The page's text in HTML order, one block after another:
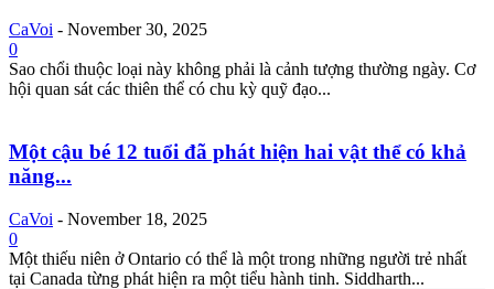
CaVoi - November 30, 2025
0
Sao chổi thuộc loại này không phải là cảnh tượng thường ngày. Cơ
hội quan sát các thiên thể có chu kỳ quỹ đạo...
Một cậu bé 12 tuổi đã phát hiện hai vật thể có khả
năng...
CaVoi - November 18, 2025
0
Một thiếu niên ở Ontario có thể là một trong những người trẻ nhất
tại Canada từng phát hiện ra một tiểu hành tinh. Siddharth...